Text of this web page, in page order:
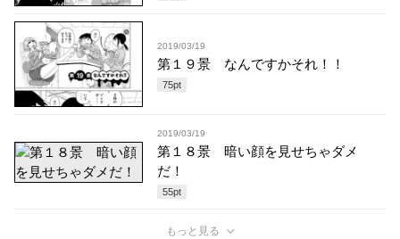
2019/03/19
第１９景 なんですかそれ！！
75pt
2019/03/19
第１８景 暗い顔を見せちゃダメ
だ！
55pt
もっと見る